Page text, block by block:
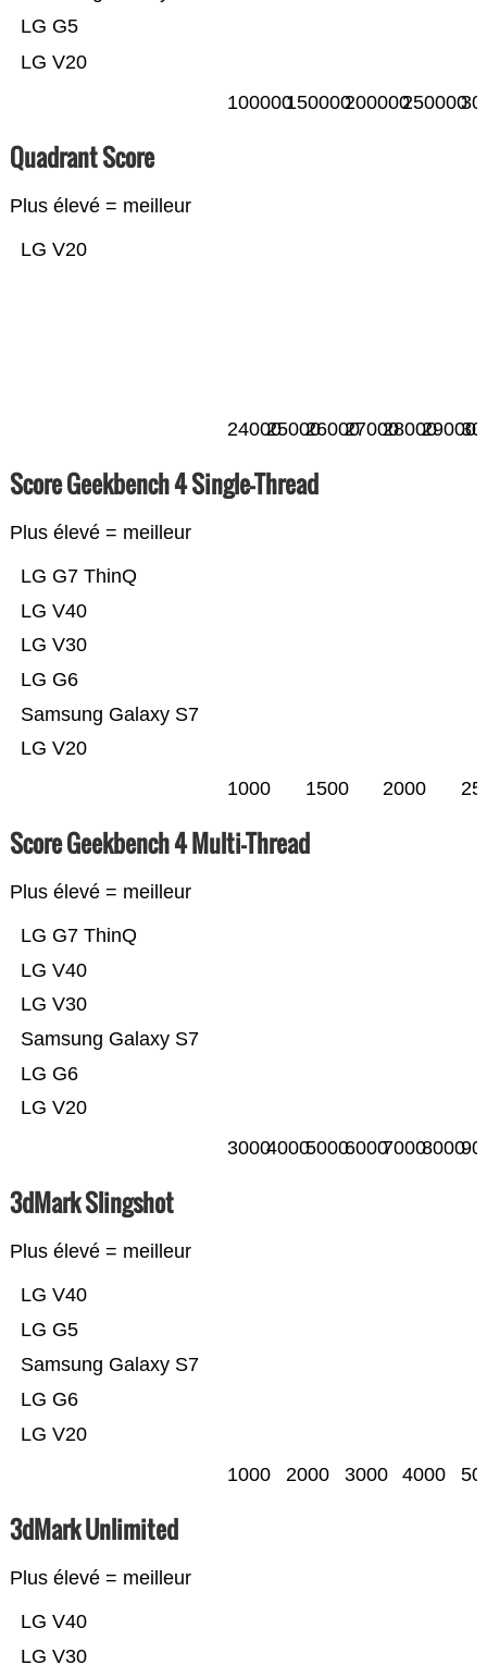
LG V20
LG G5
100000150000200000250000
Quadrant Score
Plus élevé = meilleur
LG V20
240002500026000270002800029000
Score Geekbench 4 Single-Thread
Plus élevé = meilleur
LG V20
Samsung Galaxy S7
LG G6
LG V30
LG V40
LG G7 ThinQ
1000 1500 2000
Score Geekbench 4 Multi-Thread
Plus élevé = meilleur
LG V20
LG G6
Samsung Galaxy S7
LG V30
LG V40
LG G7 ThinQ
300040005000600070008000
3dMark Slingshot
Plus élevé = meilleur
LG V20
LG G6
Samsung Galaxy S7
LG G5
LG V40
1000 2000 3000 4000
3dMark Unlimited
Plus élevé = meilleur
LG V30
LG V40